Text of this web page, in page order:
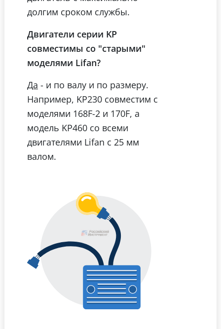
долгим сроком службы.
Двигатели серии KP
совместимы со "старыми"
моделями Lifan?
Да - и по валу и по размеру.
Например, KP230 совместим с
моделями 168F-2 и 170F, а
модель KP460 со всеми
двигателями Lifan с 25 мм
валом.